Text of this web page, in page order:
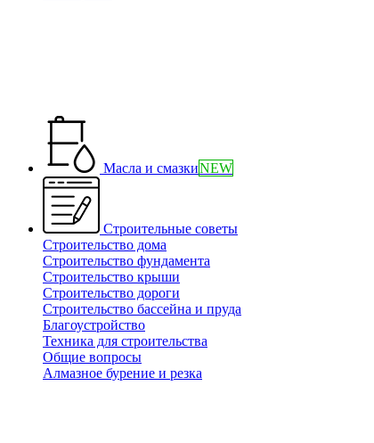
Масла и смазкиNEW
Строительные советы
Строительство дома
Строительство фундамента
Строительство крыши
Строительство дороги
Строительство бассейна и пруда
Благоустройство
Техника для строительства
Общие вопросы
Алмазное бурение и резка